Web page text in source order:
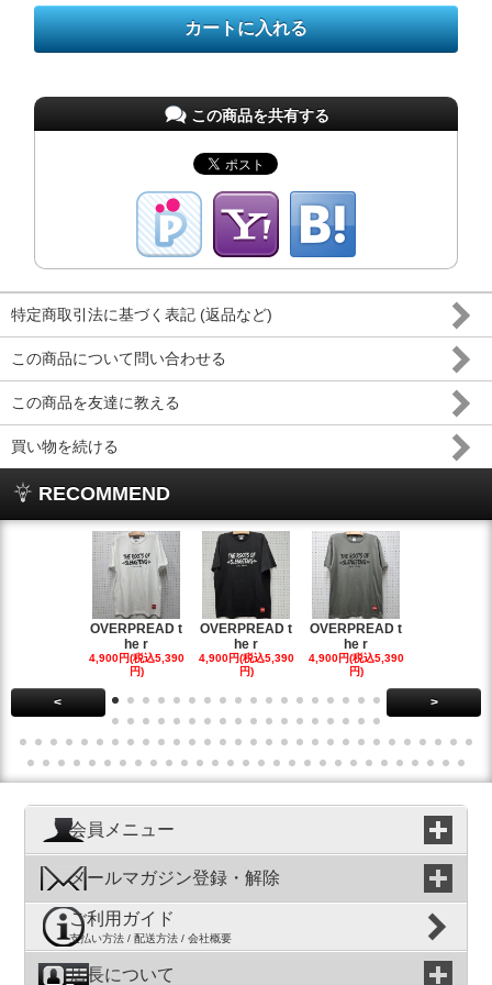
この商品を共有する
特定商取引法に基づく表記 (返品など)
この商品について問い合わせる
この商品を友達に教える
買い物を続ける
RECOMMEND
OVERPREAD t
he r
4,900円(税込5,390
円)
OVERPREAD t
he r
4,900円(税込5,390
円)
OVERPREAD t
he r
4,900円(税込5,390
円)
< >
会員メニュー
メールマガジン登録・解除
ご利用ガイド
支払い方法 / 配送方法 / 会社概要
店長について